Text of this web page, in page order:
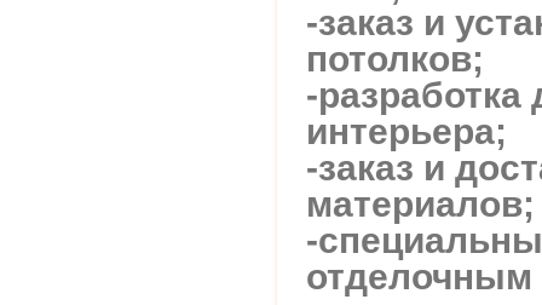
-заказ и
потолков;
-разработка
интерьера;
-заказ и
материалов;
-
отделочным